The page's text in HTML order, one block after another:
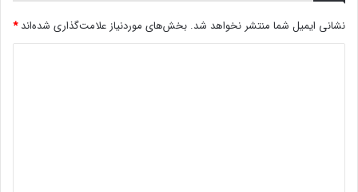
و
م
نشانی ایمیل شما منتشر نخواهد شد. بخش‌های موردنیاز علامت‌گذاری شده‌اند*